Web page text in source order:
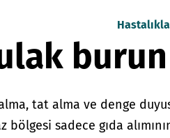
tat alma ve denge
bölgesi sadece gıda